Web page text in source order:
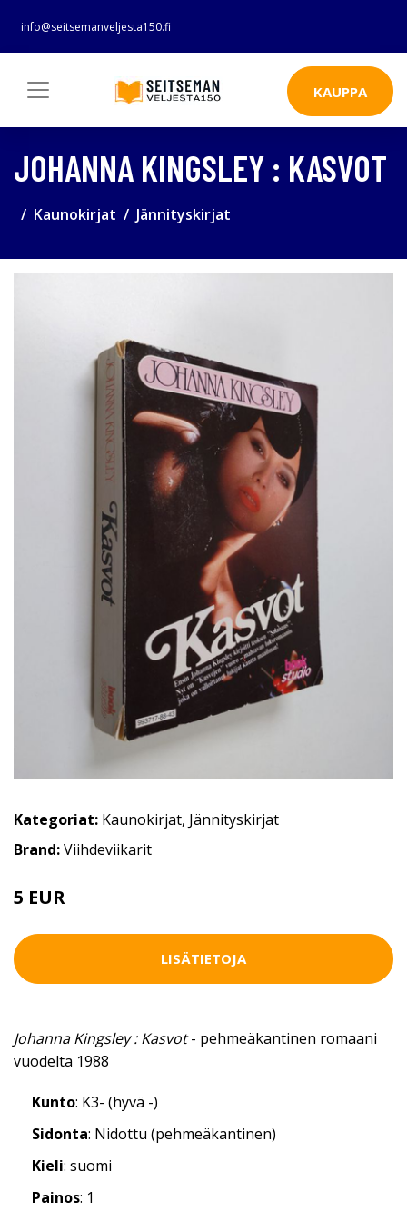
info@seitsemanveljesta150.fi
KAUPPA
JOHANNA KINGSLEY : KASVOT
Kaunokirjat Jännityskirjat
Kategoriat: Kaunokirjat, Jännityskirjat
Brand:Viihdeviikarit
5 EUR
LISÄTIETOJA
Johanna Kingsley : Kasvot- pehmeäkantinen romaani
vuodelta 1988
Kunto: K3- (hyvä -)
Sidonta: Nidottu (pehmeäkantinen)
Kieli: suomi
Painos: 1